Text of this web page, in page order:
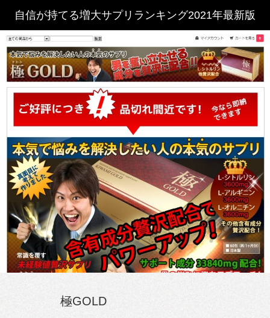
自信が持てる増大サプリランキング2021年最新版
極GOLD